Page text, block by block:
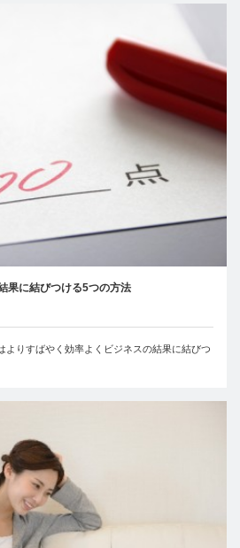
果に結びつける5つの方法
よりすばやく効率よくビジネスの結果に結びつ